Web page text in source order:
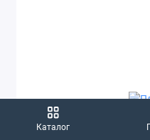
Каталог